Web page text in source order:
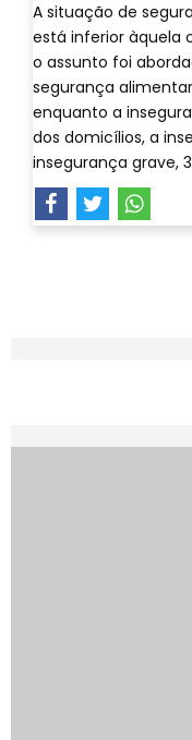
A situação de
está inferior àquela
o assunto foi
segurança
enquanto a
dos domicílios, a
insegurança grave,